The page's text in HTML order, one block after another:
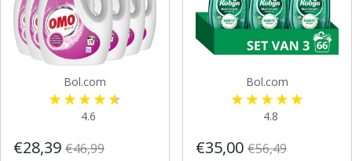
Bol.com
4.6
€28,39 €46,99
Bol.com
4.8
€35,00 €56,49